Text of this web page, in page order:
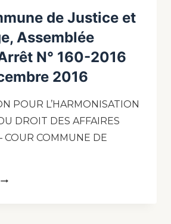
de Justice et
Assemblée
N° 160-2016
2016
POUR L’HARMONISATION
DROIT DES AFFAIRES
COMMUNE DE